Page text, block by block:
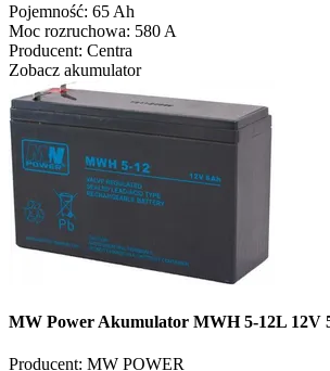
Pojemność: 65 Ah
Moc rozruchowa: 580 A
Producent: Centra
Zobacz akumulator
MW Power Akumulator MWH 5-12L 12V
Producent: MW POWER